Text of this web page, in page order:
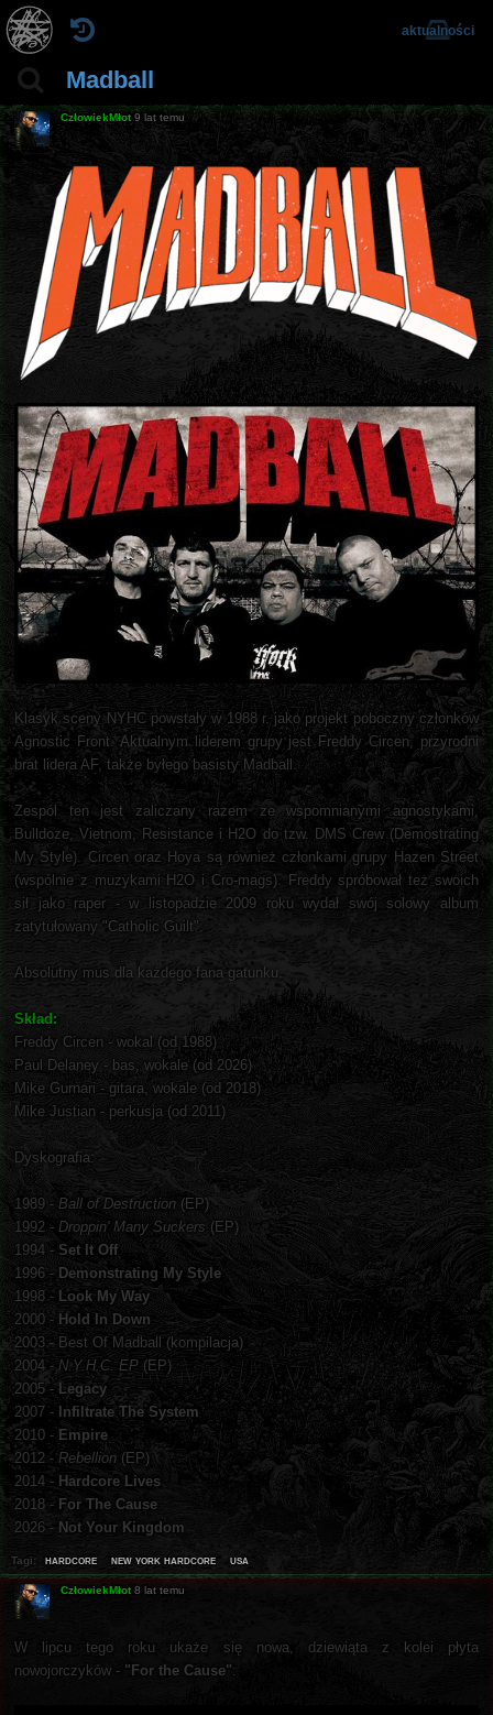
Madball
aktualności
CzłowiekMłot 9 lat temu
Klasyk sceny NYHC powstały w 1988 r. jako projekt poboczny członków
Agnostic Front. Aktualnym liderem grupy jest Freddy Circen, przyrodni
brat lidera AF, także byłego basisty Madball.
Zespól ten jest zaliczany razem ze wspomnianymi agnostykami,
Bulldoze, Vietnom, Resistance i H2O do tzw. DMS Crew (Demostrating
My Style). Circen oraz Hoya są również członkami grupy Hazen Street
(wspólnie z muzykami H2O i Cro-mags). Freddy spróbował też swoich
sił jako raper - w listopadzie 2009 roku wydał swój solowy album
zatytułowany "Catholic Guilt".
Absolutny mus dla każdego fana gatunku.
Skład:
Freddy Circen - wokal (od 1988)
Paul Delaney - bas, wokale (od 2026)
Mike Gurnari - gitara, wokale (od 2018)
Mike Justian - perkusja (od 2011)
Dyskografia:
1989 - Ball of Destruction (EP)
1992 - Droppin' Many Suckers (EP)
1994 - Set It Off
1996 - Demonstrating My Style
1998 - Look My Way
2000 - Hold In Down
2003 - Best Of Madball (kompilacja)
2004 - N.Y.H.C. EP (EP)
2005 - Legacy
2007 - Infiltrate The System
2010 - Empire
2012 - Rebellion (EP)
2014 - Hardcore Lives
2018 - For The Cause
2026 - Not Your Kingdom
Tagi: hardcore new york hardcore usa
CzłowiekMłot 8 lat temu
W lipcu tego roku ukaże się nowa, dziewiąta z kolei płyta
nowojorczyków - "For the Cause":